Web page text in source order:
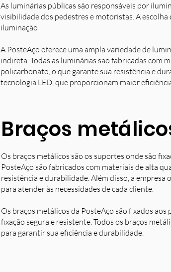
As luminárias públicas são responsáveis por
visibilidade dos pedestres e motoristas. A
iluminação
A PosteAço oferece uma ampla variedade de
indireta. Todas as luminárias são fabricadas com
policarbonato, o que garante sua resistência e
tecnologia LED, que proporcionam maior
Braços
Os braços metálicos são os suportes onde são
PosteAço são fabricados com materiais de alta
resistência e durabilidade. Além disso, a
para atender às necessidades de cada cliente.
Os braços metálicos da PosteAço são fixados
fixação segura e resistente. Todos os braços
para garantir sua eficiência e durabilidade.